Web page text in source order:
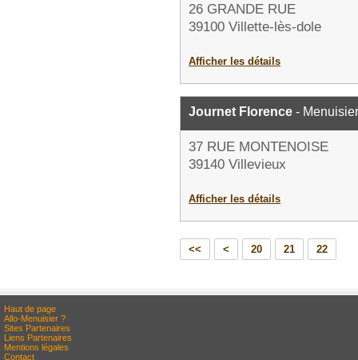
26 GRANDE RUE
39100 Villette-lès-dole
Afficher les détails
Journet Florence - Menuisier
37 RUE MONTENOISE
39140 Villevieux
Afficher les détails
<< < 20 21 22
Haut de page
Allo-Menuisier ?
Sites Partenaires
Liens Partenaires
Mentions légales
Contact